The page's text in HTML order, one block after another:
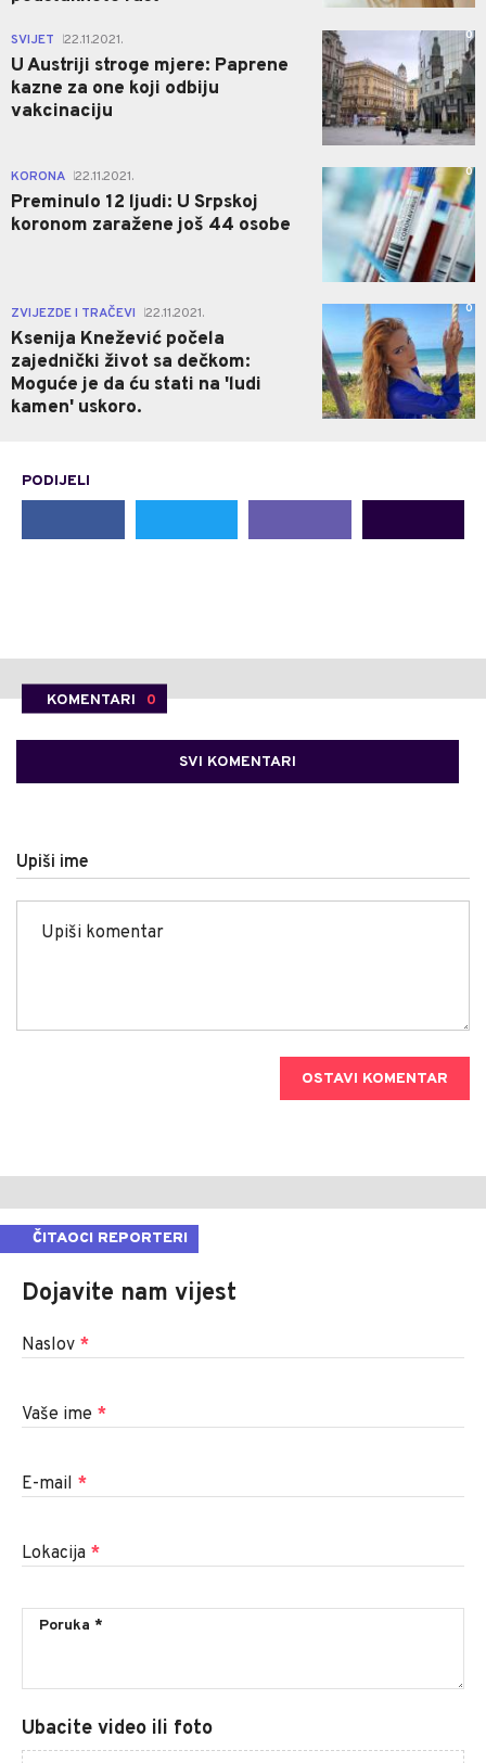
SVIJET 22.11.2021.
U Austriji stroge mjere: Paprene
kazne za one koji odbiju
vakcinaciju
0
KORONA 22.11.2021.
Preminulo 12 ljudi: U Srpskoj
koronom zaražene još 44 osobe
0
ZVIJEZDE I TRAČEVI 22.11.2021.
Ksenija Knežević počela
zajednički život sa dečkom:
Moguće je da ću stati na 'ludi
kamen' uskoro.
0
PODIJELI
KOMENTARI 0
SVI KOMENTARI
Upiši ime
OSTAVI KOMENTAR
ČITAOCI REPORTERI
Dojavite nam vijest
Naslov *
Vaše ime *
E-mail *
Lokacija *
Ubacite video ili foto